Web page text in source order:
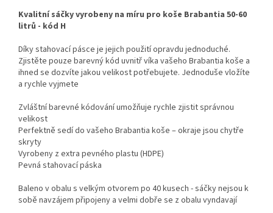
Kvalitní sáčky vyrobeny na míru pro koše Brabantia 50-60
litrů - kód H
Díky stahovací pásce je jejich použití opravdu jednoduché.
Zjistěte pouze barevný kód uvnitř víka vašeho Brabantia koše a
ihned se dozvíte jakou velikost potřebujete. Jednoduše vložíte
a rychle vyjmete
Zvláštní barevné kódování umožňuje rychle zjistit správnou
velikost
Perfektně sedí do vašeho Brabantia koše – okraje jsou chytře
skryty
Vyrobeny z extra pevného plastu (HDPE)
Pevná stahovací páska
Baleno v obalu s velkým otvorem po 40 kusech - sáčky nejsou k
sobě navzájem připojeny a velmi dobře se z obalu vyndavají